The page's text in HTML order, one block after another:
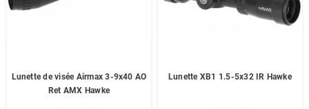
Lunette de visée Airmax 3-9x40 AO
Ret AMX Hawke
Lunette XB1 1.5-5x32 IR Hawke